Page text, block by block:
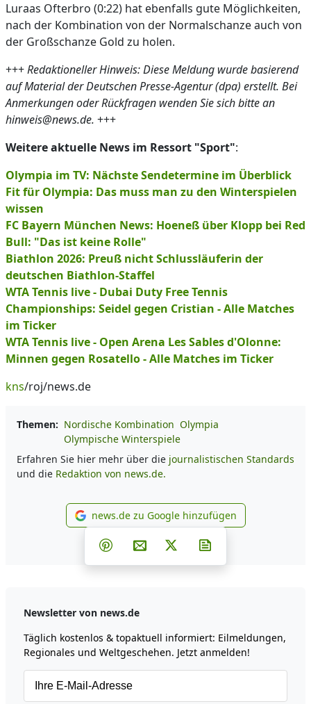
Luraas Ofterbro (0:22) hat ebenfalls gute Möglichkeiten,
nach der Kombination von der Normalschanze auch von
der Großschanze Gold zu holen.
+++Redaktioneller Hinweis: Diese Meldung wurde basierend
auf Material der Deutschen Presse-Agentur (dpa) erstellt. Bei
Anmerkungen oder Rückfragen wenden Sie sich bitte an
hinweis@news.de. +++
Weitere aktuelle News im Ressort "Sport":
Olympia im TV: Nächste Sendetermine im Überblick
Fit für Olympia: Das muss man zu den Winterspielen
wissen
FC Bayern München News: Hoeneß über Klopp bei Red
Bull: "Das ist keine Rolle"
Biathlon 2026: Preuß nicht Schlussläuferin der
deutschen Biathlon-Staffel
WTA Tennis live - Dubai Duty Free Tennis
Championships: Seidel gegen Cristian - Alle Matches
im Ticker
WTA Tennis live - Open Arena Les Sables d'Olonne:
Minnen gegen Rosatello - Alle Matches im Ticker
kns/roj/news.de
Themen: Nordische Kombination Olympia
Olympische Winterspiele
Erfahren Sie hier mehr über die journalistischen Standards
und die Redaktion von news.de.
news.de zu Google
news.de zu Google hinzufügen
Teilen auf Facebook
Teilen auf Whatsapp
Teilen auf Telegram
Teilen auf Pinterest
Per E-Mail teilen
Post auf X
Newsletter von news.de
Täglich kostenlos & topaktuell informiert: Eilmeldungen,
Regionales und Weltgeschehen. Jetzt anmelden!